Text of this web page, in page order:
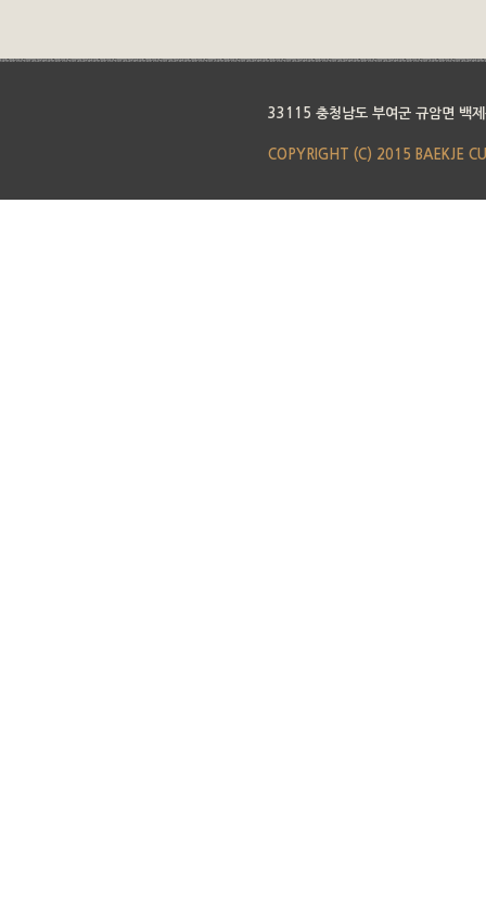
33115 충청남도 부여군 규암면 백
COPYRIGHT (C) 2015 BAEKJE